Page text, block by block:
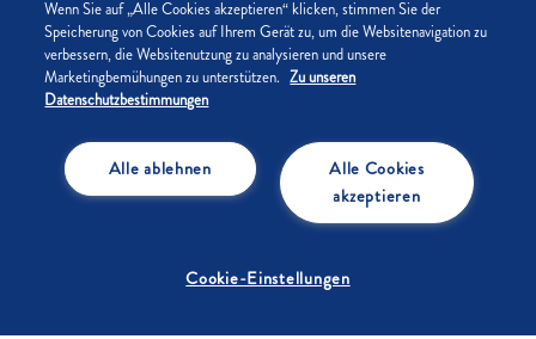
DATENSCHUTZ
COOKIE-EINSTELLUNGEN
Wenn Sie auf „Alle Cookies akzeptieren“ klicken, stimmen Sie der
Speicherung von Cookies auf Ihrem Gerät zu, um die Websitenavigation zu
verbessern, die Websitenutzung zu analysieren und unsere
Marketingbemühungen zu unterstützen. Zu unseren
Datenschutzbestimmungen
Alle Cookies
akzeptieren
Alle ablehnen
Cookie-Einstellungen